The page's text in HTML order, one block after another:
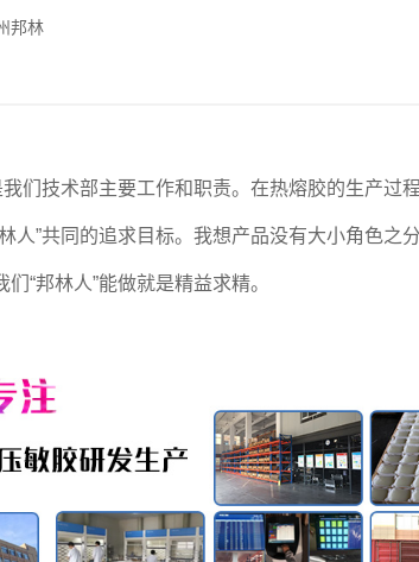
邦林
们技术部主要工作和职责。在热熔胶的生产过
人”共同的追求目标。我想产品没有大小角色之
“邦林人”能做就是精益求精。